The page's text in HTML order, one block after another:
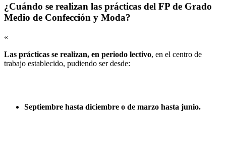
¿Cuándo se realizan las prácticas del FP de Grado
Medio de Confección y Moda?
«
Las prácticas se realizan, en periodo lectivo, en el centro de
trabajo establecido, pudiendo ser desde:
Septiembre hasta diciembre o de marzo hasta junio.